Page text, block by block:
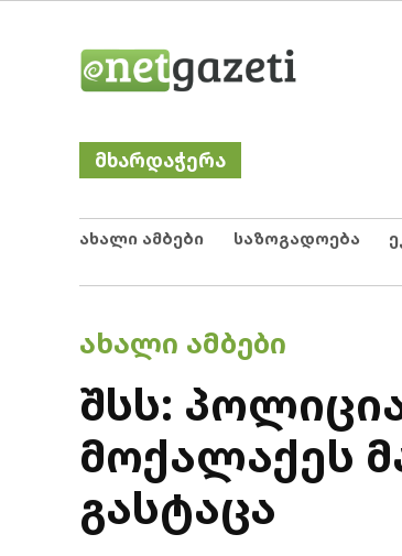
მხარდაჭერა
ახალი ამბები საზოგადოება
POSTED
ᲐᲮᲐᲚᲘ ᲐᲛᲑᲔᲑᲘ
შსს:
მოქალაქეს
გასტაცა